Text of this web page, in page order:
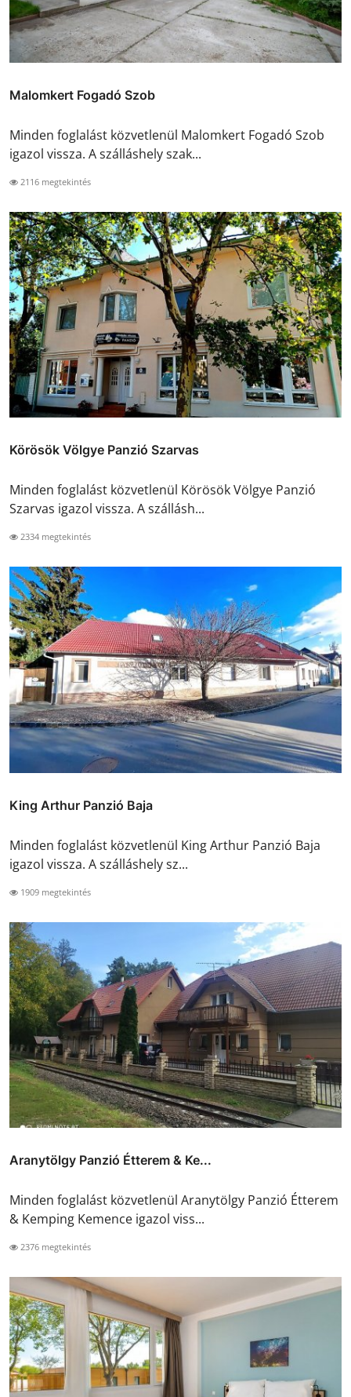
Malomkert Fogadó Szob
Minden foglalást közvetlenül Malomkert Fogadó Szob
igazol vissza. A szálláshely szak...
2116 megtekintés
Körösök Völgye Panzió Szarvas
Minden foglalást közvetlenül Körösök Völgye Panzió
Szarvas igazol vissza. A szállásh...
2334 megtekintés
King Arthur Panzió Baja
Minden foglalást közvetlenül King Arthur Panzió Baja
igazol vissza. A szálláshely sz...
1909 megtekintés
Aranytölgy Panzió Étterem & Ke...
Minden foglalást közvetlenül Aranytölgy Panzió Étterem
& Kemping Kemence igazol viss...
2376 megtekintés